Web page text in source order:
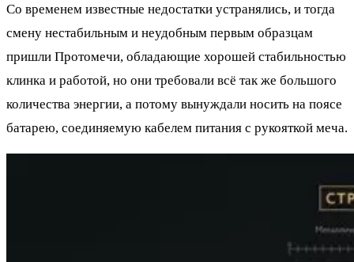
Со временем известные недостатки устранялись, и тогда
смену нестабильным и неудобным первым образцам
пришли Протомечи, обладающие хорошей стабильностью
клинка и работой, но они требовали всё так же большого
количества энергии, а потому вынуждали носить на поясе
батарею, соединяемую кабелем питания с рукояткой меча.